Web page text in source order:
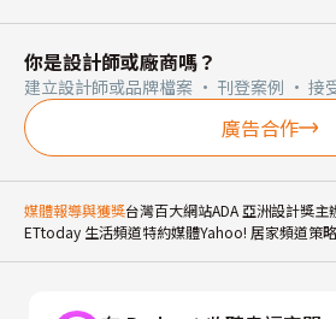
你是設計師或廠商嗎？
建立設計師或品牌檔案 · 刊登案例 · 接
廣告合作
媒體報導與獲獎台灣百大網站ADA 亞洲設計獎主
ETtoday 生活頻道特約媒體Yahoo! 居家頻道策